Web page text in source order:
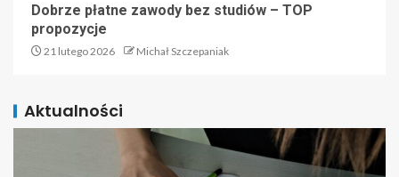
Dobrze płatne zawody bez studiów – TOP
propozycje
21 lutego 2026 Michał Szczepaniak
Aktualności